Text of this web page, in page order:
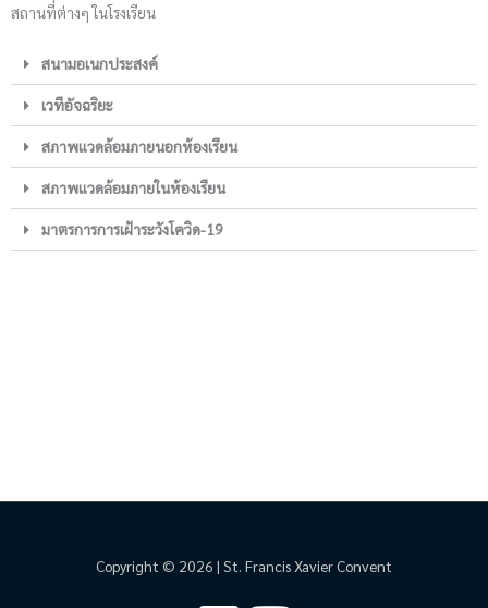
สถานที่ต่างๆ ในโรงเรียน
สนามอเนกประสงค์
เวทีอัจฉริยะ
สภาพแวดล้อมภายนอกห้องเรียน
สภาพแวดล้อมภายในห้องเรียน
มาตรการการเฝ้าระวังโควิด-19
Copyright © 2026 | St. Francis Xavier Convent